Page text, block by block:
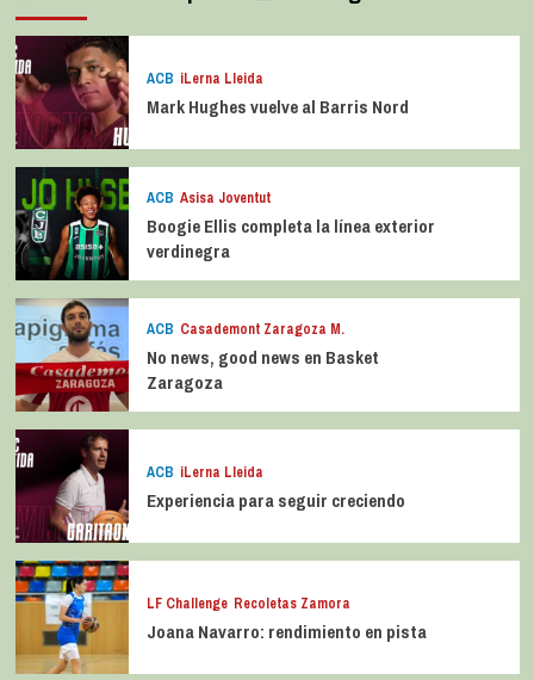
ACB iLerna Lleida
Mark Hughes vuelve al Barris Nord
ACB Asisa Joventut
Boogie Ellis completa la línea exterior
verdinegra
ACB Casademont Zaragoza M.
No news, good news en Basket
Zaragoza
ACB iLerna Lleida
Experiencia para seguir creciendo
LF Challenge Recoletas Zamora
Joana Navarro: rendimiento en pista